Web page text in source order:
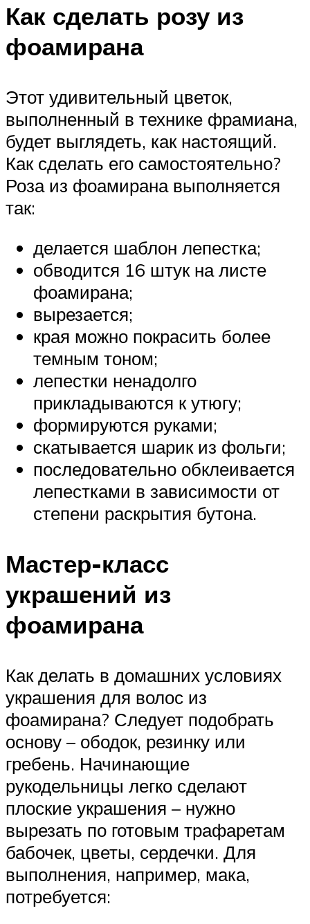
Как сделать розу из
фоамирана
Этот удивительный цветок,
выполненный в технике фрамиана,
будет выглядеть, как настоящий.
Как сделать его самостоятельно?
Роза из фоамирана выполняется
так:
делается шаблон лепестка;
обводится 16 штук на листе
фоамирана;
вырезается;
края можно покрасить более
темным тоном;
лепестки ненадолго
прикладываются к утюгу;
формируются руками;
скатывается шарик из фольги;
последовательно обклеивается
лепестками в зависимости от
степени раскрытия бутона.
Мастер-класс
украшений из
фоамирана
Как делать в домашних условиях
украшения для волос из
фоамирана? Следует подобрать
основу – ободок, резинку или
гребень. Начинающие
рукодельницы легко сделают
плоские украшения – нужно
вырезать по готовым трафаретам
бабочек, цветы, сердечки. Для
выполнения, например, мака,
потребуется: